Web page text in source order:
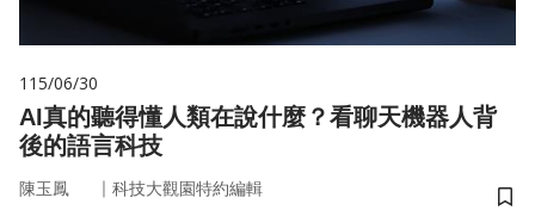
115/06/30
AI真的聽得懂人類在說什麼？看聊天機器人背
後的語言科技
陳玉鳳 ｜ 科技大觀園特約編輯